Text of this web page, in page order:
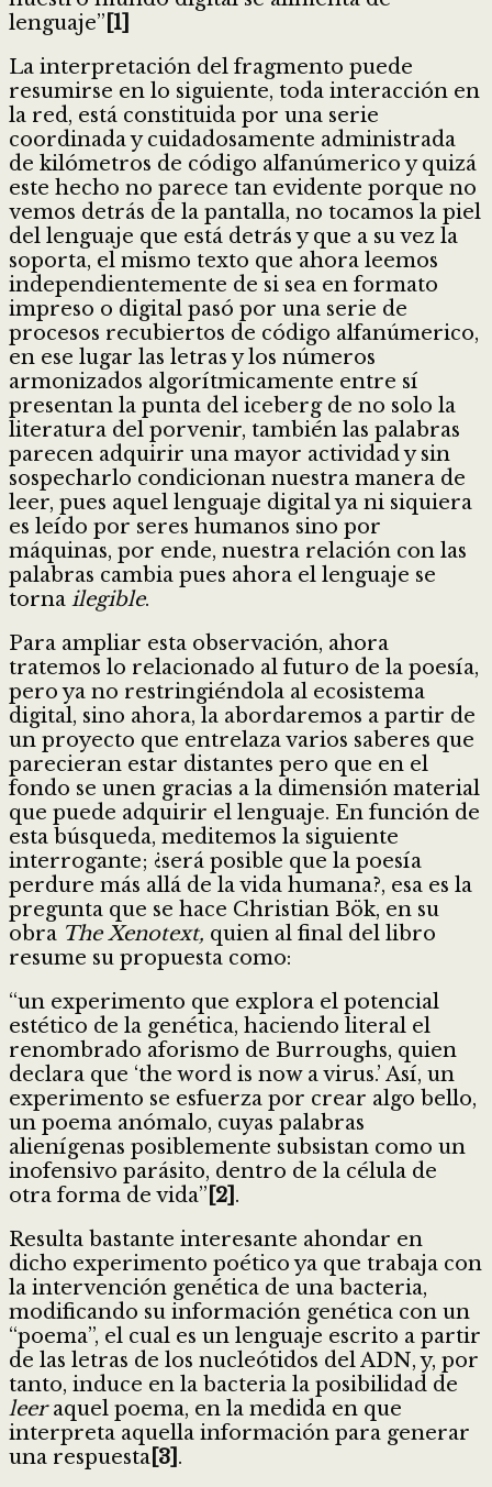
lenguaje” [1]
La interpretación del fragmento puede
resumirse en lo siguiente, toda interacción en
la red, está constituida por una serie
coordinada y cuidadosamente administrada
de kilómetros de código alfanúmerico y quizá
este hecho no parece tan evidente porque no
vemos detrás de la pantalla, no tocamos la piel
del lenguaje que está detrás y que a su vez la
soporta, el mismo texto que ahora leemos
independientemente de si sea en formato
impreso o digital pasó por una serie de
procesos recubiertos de código alfanúmerico,
en ese lugar las letras y los números
armonizados algorítmicamente entre sí
presentan la punta del iceberg de no solo la
literatura del porvenir, también las palabras
parecen adquirir una mayor actividad y sin
sospecharlo condicionan nuestra manera de
leer, pues aquel lenguaje digital ya ni siquiera
es leído por seres humanos sino por
máquinas, por ende, nuestra relación con las
palabras cambia pues ahora el lenguaje se
torna ilegible.
Para ampliar esta observación, ahora
tratemos lo relacionado al futuro de la poesía,
pero ya no restringiéndola al ecosistema
digital, sino ahora, la abordaremos a partir de
un proyecto que entrelaza varios saberes que
parecieran estar distantes pero que en el
fondo se unen gracias a la dimensión material
que puede adquirir el lenguaje. En función de
esta búsqueda, meditemos la siguiente
interrogante; ¿será posible que la poesía
perdure más allá de la vida humana?, esa es la
pregunta que se hace Christian Bök, en su
obra The Xenotext, quien al final del libro
resume su propuesta como:
“un experimento que explora el potencial
estético de la genética, haciendo literal el
renombrado aforismo de Burroughs, quien
declara que ‘the word is now a virus.’ Así, un
experimento se esfuerza por crear algo bello,
un poema anómalo, cuyas palabras
alienígenas posiblemente subsistan como un
inofensivo parásito, dentro de la célula de
otra forma de vida” [2] .
Resulta bastante interesante ahondar en
dicho experimento poético ya que trabaja con
la intervención genética de una bacteria,
modificando su información genética con un
“poema”, el cual es un lenguaje escrito a partir
de las letras de los nucleótidos del ADN, y, por
tanto, induce en la bacteria la posibilidad de
leeraquel poema, en la medida en que
interpreta aquella información para generar
una respuesta [3] .